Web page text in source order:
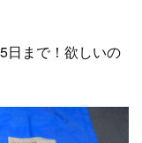
日まで！欲しいの